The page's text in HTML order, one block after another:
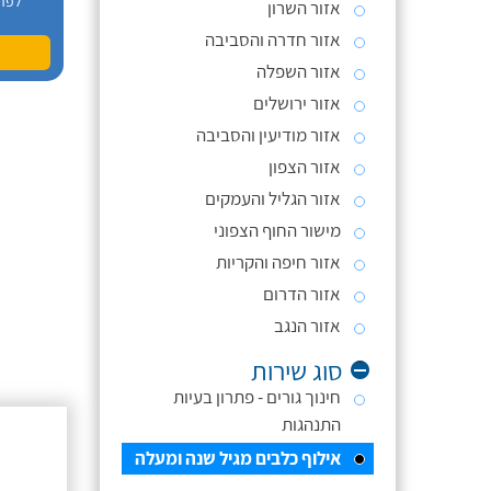
אזור השרון
אזור חדרה והסביבה
אזור השפלה
אזור ירושלים
אזור מודיעין והסביבה
אזור הצפון
אזור הגליל והעמקים
מישור החוף הצפוני
אזור חיפה והקריות
אזור הדרום
אזור הנגב
סוג שירות
חינוך גורים - פתרון בעיות
התנהגות
אילוף כלבים מגיל שנה ומעלה